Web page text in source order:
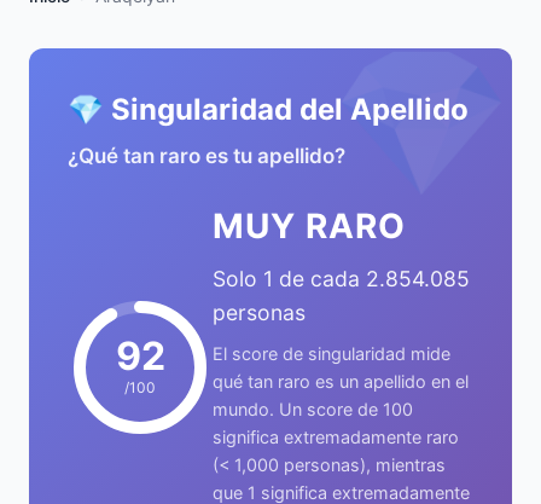
💎
💎 Singularidad del Apellido
¿Qué tan raro es tu apellido?
92
/100
MUY RARO
Solo 1 de cada 2.854.085
personas
El score de singularidad mide
qué tan raro es un apellido en el
mundo. Un score de 100
significa extremadamente raro
(< 1,000 personas), mientras
que 1 significa extremadamente